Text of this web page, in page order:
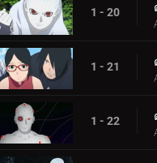
1 - 20
1 - 21
1 - 22